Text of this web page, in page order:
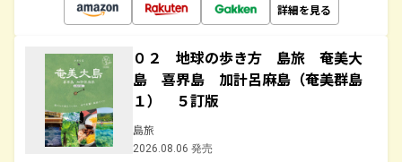
詳細を見る
０２ 地球の歩き方 島旅 奄美大
島 喜界島 加計呂麻島（奄美群島
１） ５訂版
島旅
2026.08.06 発売